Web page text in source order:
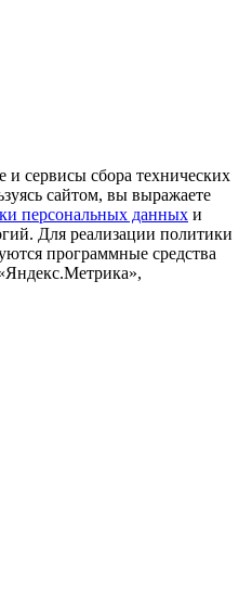
сервисы сбора технических
сайтом, вы выражаете
персональных данных и
Для реализации политики
программные средства